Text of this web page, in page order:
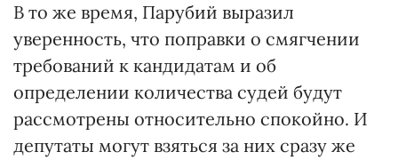
В то же время, Парубий выразил
уверенность, что поправки о смягчении
требований к кандидатам и об
определении количества судей будут
рассмотрены относительно спокойно. И
депутаты могут взяться за них сразу же